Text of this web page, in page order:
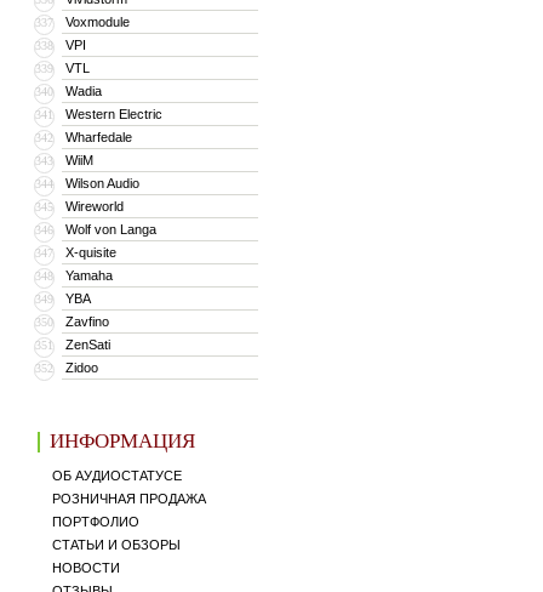
337 Voxmodule
338 VPI
339 VTL
340 Wadia
341 Western Electric
342 Wharfedale
343 WiiM
344 Wilson Audio
345 Wireworld
346 Wolf von Langa
347 X-quisite
348 Yamaha
349 YBA
350 Zavfino
351 ZenSati
352 Zidoo
ИНФОРМАЦИЯ
ОБ АУДИОСТАТУСЕ
РОЗНИЧНАЯ ПРОДАЖА
ПОРТФОЛИО
СТАТЬИ И ОБЗОРЫ
НОВОСТИ